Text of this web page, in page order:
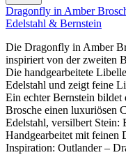
Dragonfly in Amber
Edelstahl & Bernstein
Die Dragonfly in Amber
inspiriert von der zweiten
Die handgearbeitete
Edelstahl und zeigt feine
Ein echter Bernstein
Brosche einen luxuriösen
Edelstahl, versilbert Stein:
Handgearbeitet mit feinen
Inspiration: Outlander –